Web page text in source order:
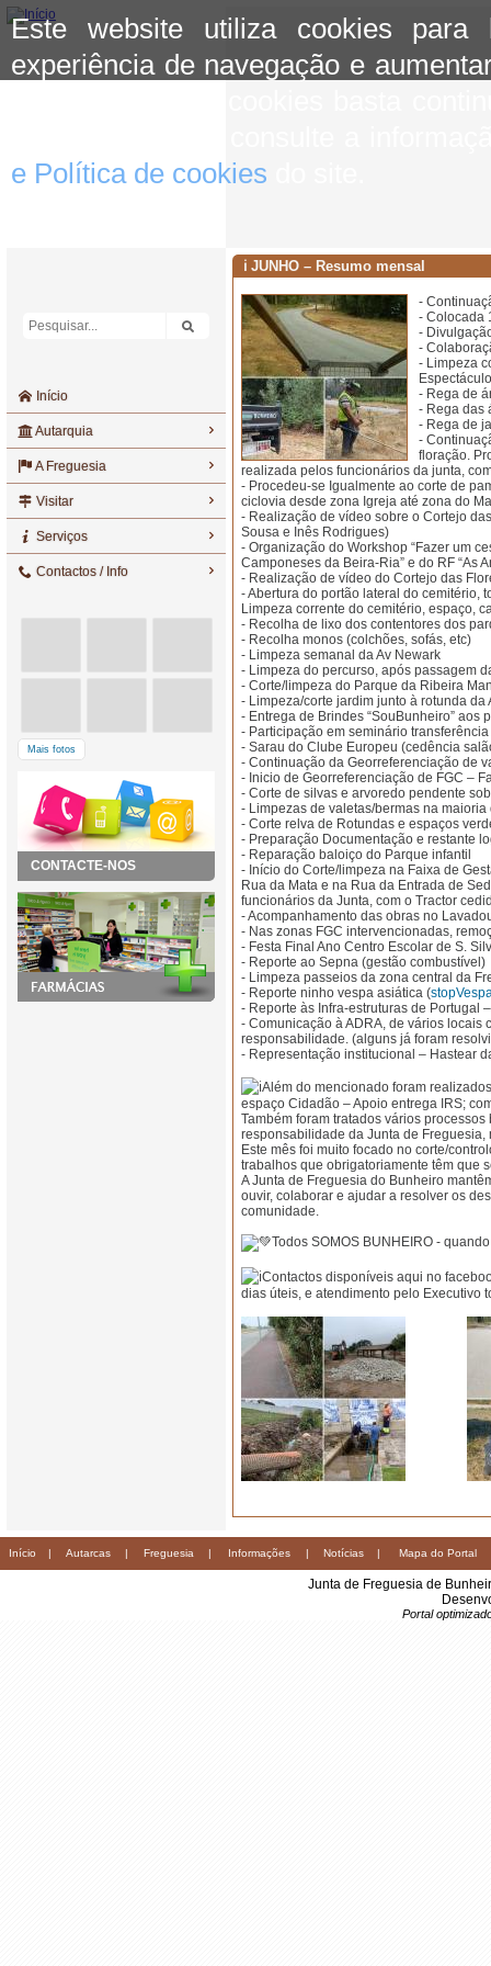
Este website utiliza cookies para
experiência de navegação e
e Política de cookies
Início
Autarquia
A Freguesia
Visitar
Serviços
Contactos / Info
Mais fotos
CONTACTE-NOS
ℹ️ JUNHO – Resumo mensal
-
- Colocada
-
-
- Limpeza
- Rega de
- Rega das
- Rega de
-
floração.
realizada pelos funcionários da junta,
- Procedeu-se Igualmente ao corte de
ciclovia desde zona Igreja até zona do
- Realização de vídeo sobre o Cortejo
Sousa e Inês Rodrigues)
- Organização do Workshop “Fazer um
Camponeses da Beira-Ria” e do RF “As
- Realização de vídeo do Cortejo das
- Abertura do portão lateral do cemitério,
Limpeza corrente do cemitério, espaço,
- Recolha de lixo dos contentores dos
- Recolha monos (colchões, sofás, etc)
- Limpeza semanal da Av Newark
- Limpeza do percurso, após passagem
- Corte/limpeza do Parque da Ribeira
- Limpeza/corte jardim junto à rotunda da
- Entrega de Brindes “SouBunheiro” aos
- Participação em seminário
- Sarau do Clube Europeu (cedência
- Continuação da Georreferenciação de
- Inicio de Georreferenciação de FGC –
- Corte de silvas e arvoredo pendente
- Limpezas de valetas/bermas na
- Corte relva de Rotundas e espaços
- Preparação Documentação e restante
- Reparação baloiço do Parque infantil
- Início do Corte/limpeza na Faixa de
Rua da Mata e na Rua da Entrada de
funcionários da Junta, com o Tractor
- Acompanhamento das obras no
- Nas zonas FGC intervencionadas,
- Festa Final Ano Centro Escolar de S.
- Reporte ao Sepna (gestão combustível)
- Limpeza passeios da zona central da
- Reporte ninho vespa asiática (
- Reporte às Infra-estruturas de Portugal
- Comunicação à ADRA, de vários locais
responsabilidade. (alguns já foram
- Representação institucional – Hastear
Além do mencionado foram
espaço Cidadão – Apoio entrega IRS;
Também foram tratados vários
responsabilidade da Junta de
Este mês foi muito focado no corte/
trabalhos que obrigatoriamente têm que
A Junta de Freguesia do Bunheiro
ouvir, colaborar e ajudar a resolver os
comunidade.
Todos SOMOS BUNHEIRO -
Contactos disponíveis aqui no
dias úteis, e atendimento pelo Executivo
Início | Autarcas | Freguesia | Informações | Notícias | Mapa do Portal
Junta de Freguesia de
Portal